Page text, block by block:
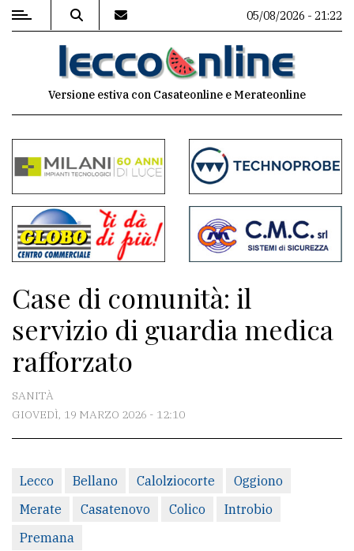
MENU
commenti
Contenuti
del
sito
Meteo
CONTATTI
La
redazione
Per
pubblicità
05/08/2026 - 21:22
Versione estiva con Casateonline e Merateonline
Case di comunità: il
servizio di guardia medica
rafforzato
SANITÀ
GIOVEDÌ, 19 MARZO 2026 - 12:10
Lecco Bellano Calolziocorte
Oggiono
Merate
Casatenovo Colico
Introbio
Premana